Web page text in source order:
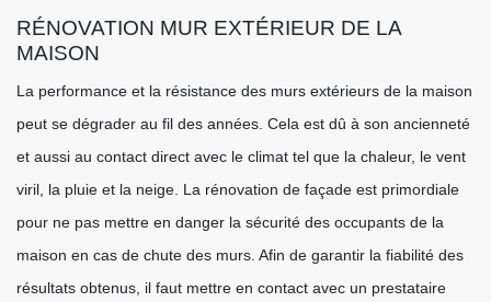
RÉNOVATION MUR EXTÉRIEUR DE LA
MAISON
La performance et la résistance des murs extérieurs de la maison
peut se dégrader au fil des années. Cela est dû à son ancienneté
et aussi au contact direct avec le climat tel que la chaleur, le vent
viril, la pluie et la neige. La rénovation de façade est primordiale
pour ne pas mettre en danger la sécurité des occupants de la
maison en cas de chute des murs. Afin de garantir la fiabilité des
résultats obtenus, il faut mettre en contact avec un prestataire